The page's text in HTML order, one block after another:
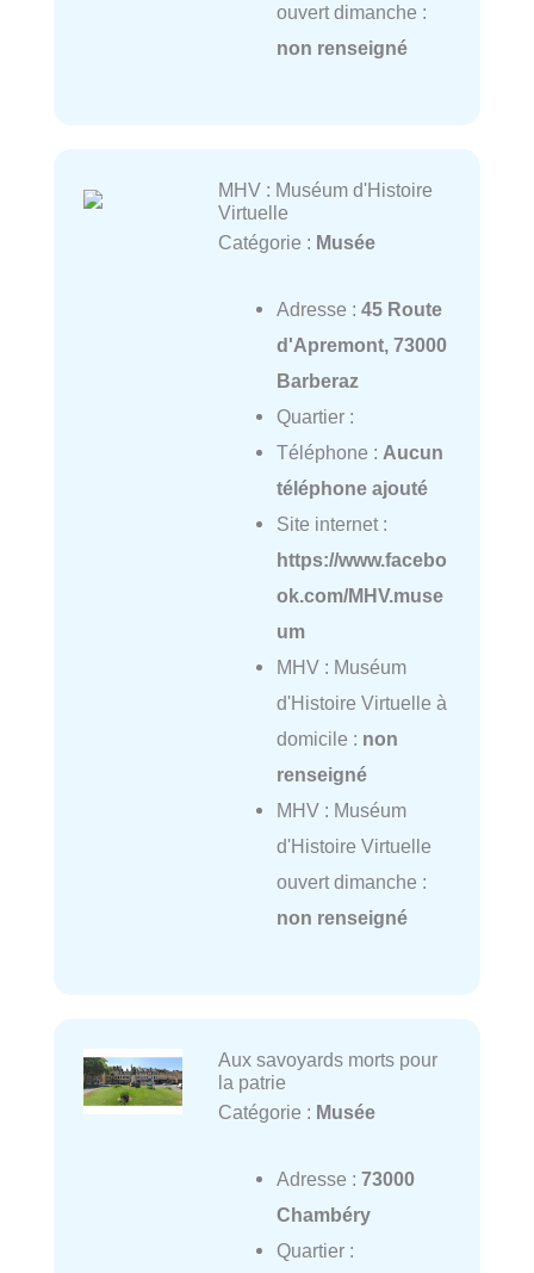
ouvert dimanche :
non renseigné
MHV : Muséum d'Histoire
Virtuelle
Catégorie : Musée
Adresse : 45 Route
d'Apremont, 73000
Barberaz
Quartier :
Téléphone : Aucun
téléphone ajouté
Site internet :
https://www.facebo
ok.com/MHV.muse
um
MHV : Muséum
d'Histoire Virtuelle à
domicile : non
renseigné
MHV : Muséum
d'Histoire Virtuelle
ouvert dimanche :
non renseigné
Aux savoyards morts pour
la patrie
Catégorie : Musée
Adresse : 73000
Chambéry
Quartier :